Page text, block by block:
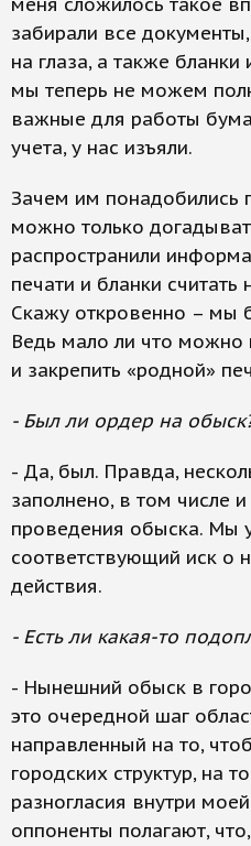
забирали все
на глаза, а также бланки
мы теперь не можем
важные для работы
учета, у нас изъяли.
Зачем им понадобились
можно только
распространили
печати и бланки считать
Скажу откровенно – мы
Ведь мало ли что можно
и закрепить «родной»
- Был ли ордер на
- Да, был. Правда,
заполнено, в том числе
проведения обыска. Мы
соответствующий иск о
действия.
- Есть ли какая-то
- Нынешний обыск в
это очередной шаг
направленный на то,
городских структур, на
разногласия внутри
оппоненты полагают,